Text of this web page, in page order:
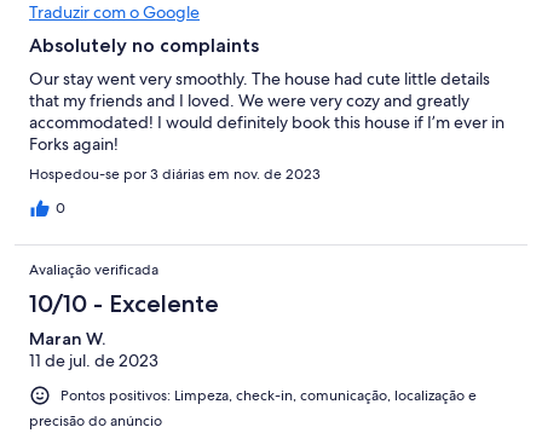
Traduzir com o Google
Absolutely no complaints
Our stay went very smoothly. The house had cute little details
that my friends and I loved. We were very cozy and greatly
accommodated! I would definitely book this house if I’m ever in
Forks again!
Hospedou-se por 3 diárias em nov. de 2023
0
Avaliação verificada
10/10 - Excelente
Maran W.
11 de jul. de 2023
Pontos positivos: Limpeza, check-in, comunicação, localização e
precisão do anúncio